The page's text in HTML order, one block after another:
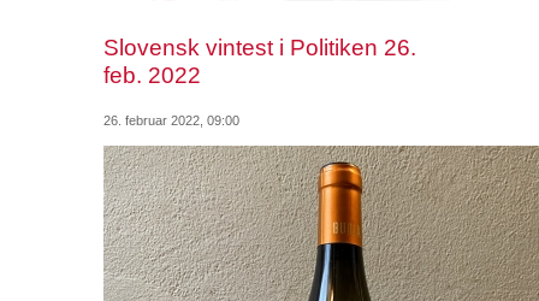
Slovensk vintest i Politiken 26.
feb. 2022
26. februar 2022, 09:00